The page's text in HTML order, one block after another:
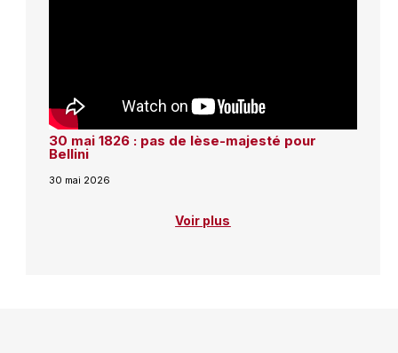
30 mai 1826 : pas de lèse-majesté pour
Bellini
30 mai 2026
Voir plus